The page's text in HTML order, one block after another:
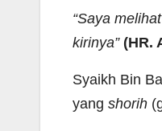
“Saya
kirinya” (HR.
Syaikh Bin
yang shorih